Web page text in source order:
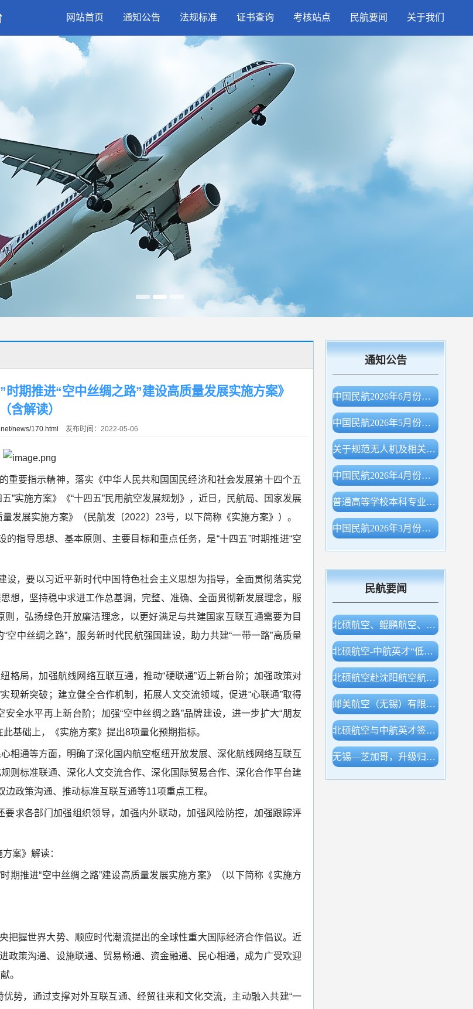
网站首页 通知公告 法规标准 证书查询 考核站点 民航要闻 关于我们
通知公告
中国民航2026年6月份主要生产指标统计
中国民航2026年5月份主要生产指标统计
关于规范无人机及相关物项出口申报的公告（海关总署公告2026年第78号）
中国民航2026年4月份主要生产指标统计
普通高等学校本科专业目录（2026年）
中国民航2026年3月份主要生产指标统计
民航要闻
北硕航空、鲲鹏航空、白鲸航线签约，开展低空产业合作
北硕航空-中航英才“低空经济专业实验室”等同期揭牌
北硕航空赴沈阳航空航天大学调研交流
邮美航空（无锡）有限公司成立！
北硕航空与中航英才签约，开展低空领域多层合作
无锡—芝加哥，升级归来！
期推进“空中丝绸之路”建设高质量发展实施方案》
（含解读）
news/170.html 发布时间：2022-05-06
要指示精神，落实《中华人民共和国国民经济和社会发展第十四个五
”实施方案》《“十四五”民用航空发展规划》，近日，民航局、国家发展
发展实施方案》（民航发〔2022〕23号，以下简称《实施方案》）。
指导思想、基本原则、主要目标和重点任务，是“十四五”时期推进“空
，要以习近平新时代中国特色社会主义思想为指导，全面贯彻落实党
想，坚持稳中求进工作总基调，完整、准确、全面贯彻新发展理念，服
，弘扬绿色开放廉洁理念，以更好满足与共建国家互联互通需要为目
中丝绸之路”，服务新时代民航强国建设，助力共建“一带一路”高质量
局，加强航线网络互联互通，推动“硬联通”迈上新台阶；加强政策对
现新突破；建立健全合作机制，拓展人文交流领域，促进“心联通”取得
全水平再上新台阶；加强“空中丝绸之路”品牌建设，进一步扩大“朋友
基础上，《实施方案》提出8项量化预期指标。
通等方面，明确了深化国内航空枢纽开放发展、深化航线网络互联互
则标准联通、深化人文交流合作、深化国际贸易合作、深化合作平台建
政策沟通、推动标准互联互通等11项重点工程。
各部门加强组织领导，加强内外联动，加强风险防控，加强跟踪评
案》解读：
推进“空中丝绸之路”建设高质量发展实施方案》（以下简称《实施方
握世界大势、顺应时代潮流提出的全球性重大国际经济合作倡议。近
政策沟通、设施联通、贸易畅通、资金融通、民心相通，成为广受欢迎
。
，通过支撑对外互联互通、经贸往来和文化交流，主动融入共建“一